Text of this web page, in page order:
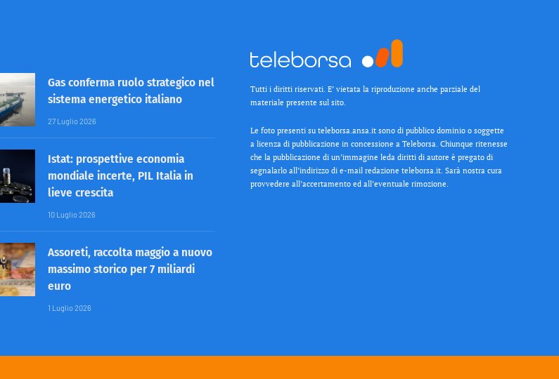
Gas conferma ruolo strategico nel
sistema energetico italiano
27 Luglio 2026
Istat: prospettive economia
mondiale incerte, PIL Italia in
lieve crescita
10 Luglio 2026
Assoreti, raccolta maggio a nuovo
massimo storico per 7 miliardi
euro
1 Luglio 2026
Tutti i diritti riservati. E’ vietata la riproduzione anche parziale del
materiale presente sul sito.
Le foto presenti su teleborsa.ansa.it sono di pubblico dominio o soggette
a licenza di pubblicazione in concessione a Teleborsa. Chiunque ritenesse
che la pubblicazione di un’immagine leda diritti di autore è pregato di
segnalarlo all’indirizzo di e-mail redazione teleborsa.it. Sarà nostra cura
provvedere all’accertamento ed all’eventuale rimozione.